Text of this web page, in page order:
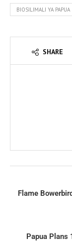
BIOSILIMALI YA PAPUA
SHARE
Flame
Papua Plans